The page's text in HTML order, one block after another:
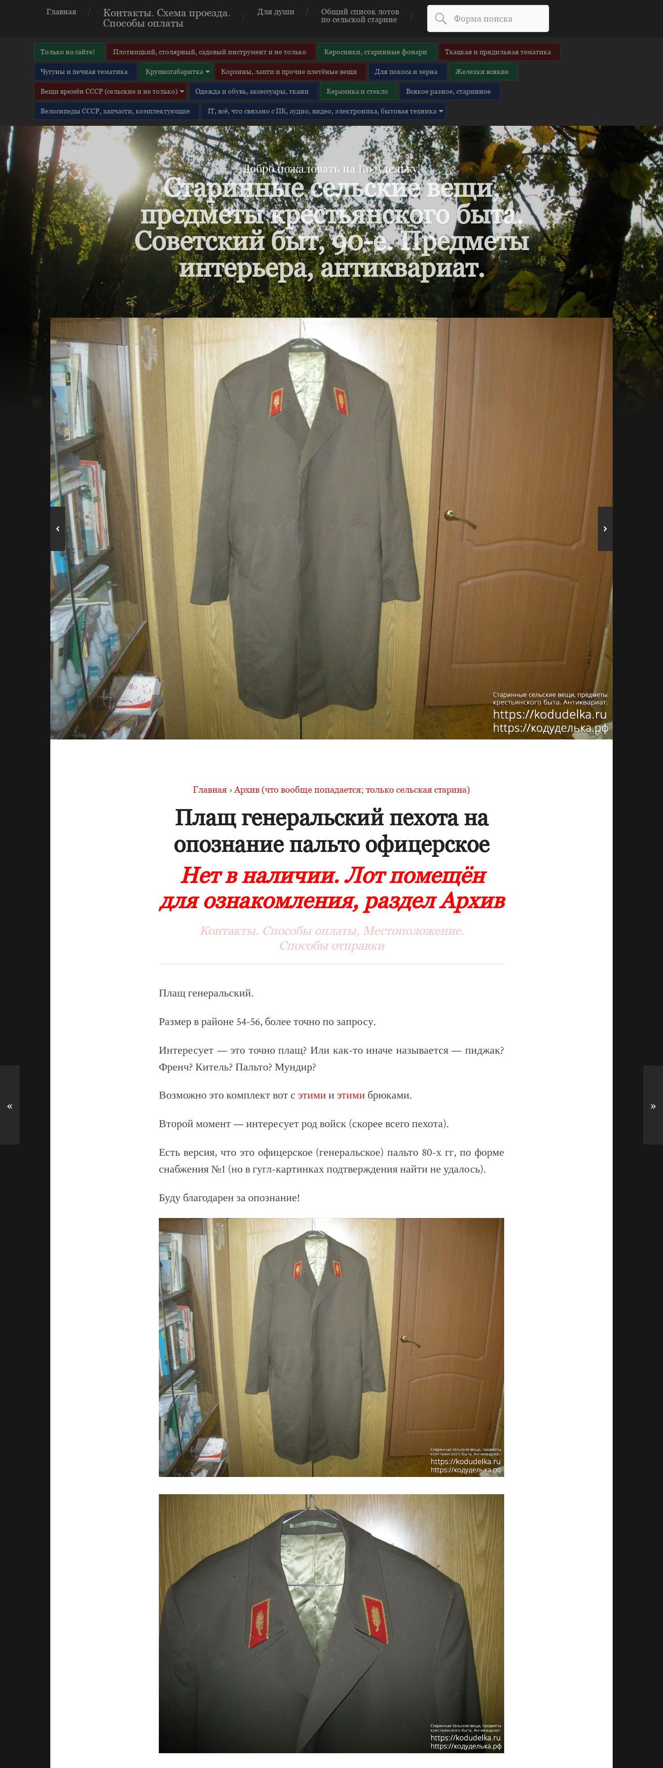
Главная
Контакты. Схема проезда.
Способы оплаты
Для души
Общий список лотов
по сельской старине
Только на сайте! Плотницкий, столярный, садовый инструмент и не только Керосинки, старинные фонари Ткацкая и прядильная тематика
Чугуны и печная тематика Крупногабаритка Корзины, лапти и прочие плетёные вещи Для покоса и зерна Железки всякие
Вещи времён СССР (сельские и не только) Одежда и обувь, аксессуары, ткани Керамика и стекло Всякое разное, старинное
Велосипеды СССР, запчасти, комплектующие IT, всё, что связано с ПК, аудио, видео, электроника, бытовая техника
Добро пожаловать на Кодудельку!
Старинные сельские вещи,
предметы крестьянского быта.
Советский быт, 90-е. Предметы
интерьера, антиквариат.
Главная › Архив (что вообще попадается; только сельская старина)
Плащ генеральский пехота на
опознание пальто офицерское
Нет в наличии. Лот помещён
для ознакомления, раздел Архив
Контакты. Способы оплаты, Местоположение.
Способы отправки
Плащ генеральский.
Размер в районе 54-56, более точно по запросу.
Интересует — это точно плащ? Или как-то иначе называется — пиджак?
Френч? Китель? Пальто? Мундир?
Возможно это комплект вот с этимии этими брюками.
Второй момент — интересует род войск (скорее всего пехота).
Есть версия, что это офицерское (генеральское) пальто 80-х гг, по форме
снабжения №1 (но в гугл-картинках подтверждения найти не удалось).
Буду благодарен за опознание!
« »